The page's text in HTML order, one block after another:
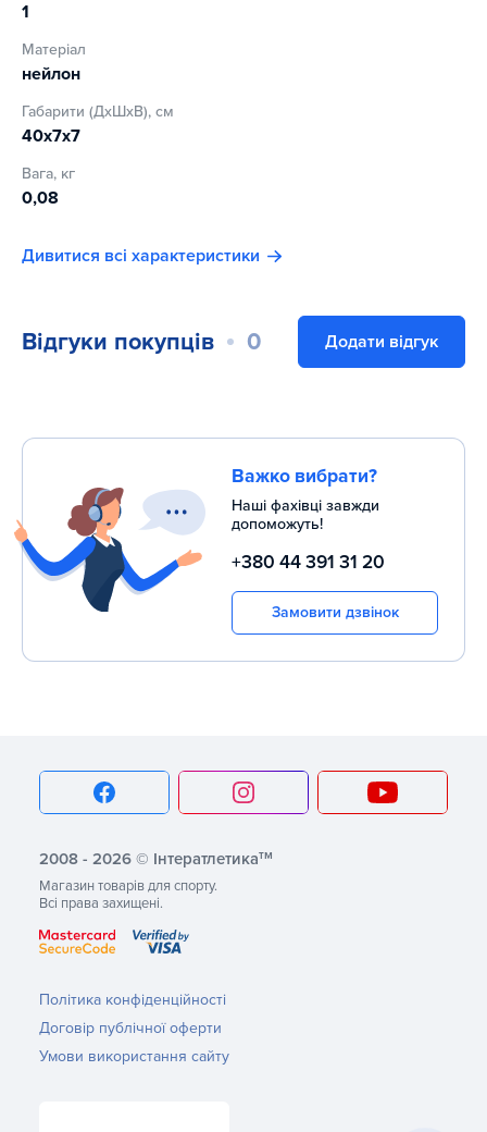
1
Матеріал
нейлон
Габарити (ДхШхВ), см
40х7х7
Вага, кг
0,08
Дивитися всі характеристики
Відгуки покупців 0 Додати відгук
Важко вибрати?
Наші фахівці завжди
допоможуть!
+380 44 391 31 20
Замовити дзвінок
2008 - 2026 © Інтератлетикатм
Магазин товарів для спорту.
Всі права захищені.
Політика конфіденційності
Договір публічної оферти
Умови використання сайту